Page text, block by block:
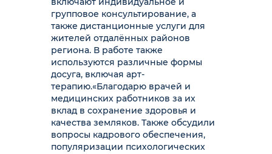
групповое консультирование, а
также дистанционные услуги для
жителей отдалённых районов
региона. В работе также
используются различные формы
досуга, включая арт-
терапию.«Благодарю врачей и
медицинских работников за их
вклад в сохранение здоровья и
качества земляков. Также обсудили
вопросы кадрового обеспечения,
популяризации психологических